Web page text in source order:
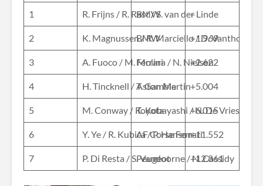
1 R. Frijns / R. Rast / S. van der Linde
BMW –
2 K. Magnussen / R. Marciello / D. Vanthoor
BMW +1.969
3 A. Fuoco / M. Molina / N. Nielsen
Ferrari +2.622
4 H. Tincknell / T. Gamble
Aston Martin+5.004
5 M. Conway / K. Kobayashi / N. De Vries
Toyota +6.015
6 Y. Ye / R. Kubica / P. Hanson
AF Corse Ferrari+11.552
7 P. Di Resta / S. Vandoorne / N. Cassidy
Peugeot +12.861